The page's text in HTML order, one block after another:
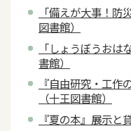
「備えが大事！
図書館）
「しょうぼうお
書館）
『自由研究・工
（十王図書館）
『夏の本』展示と